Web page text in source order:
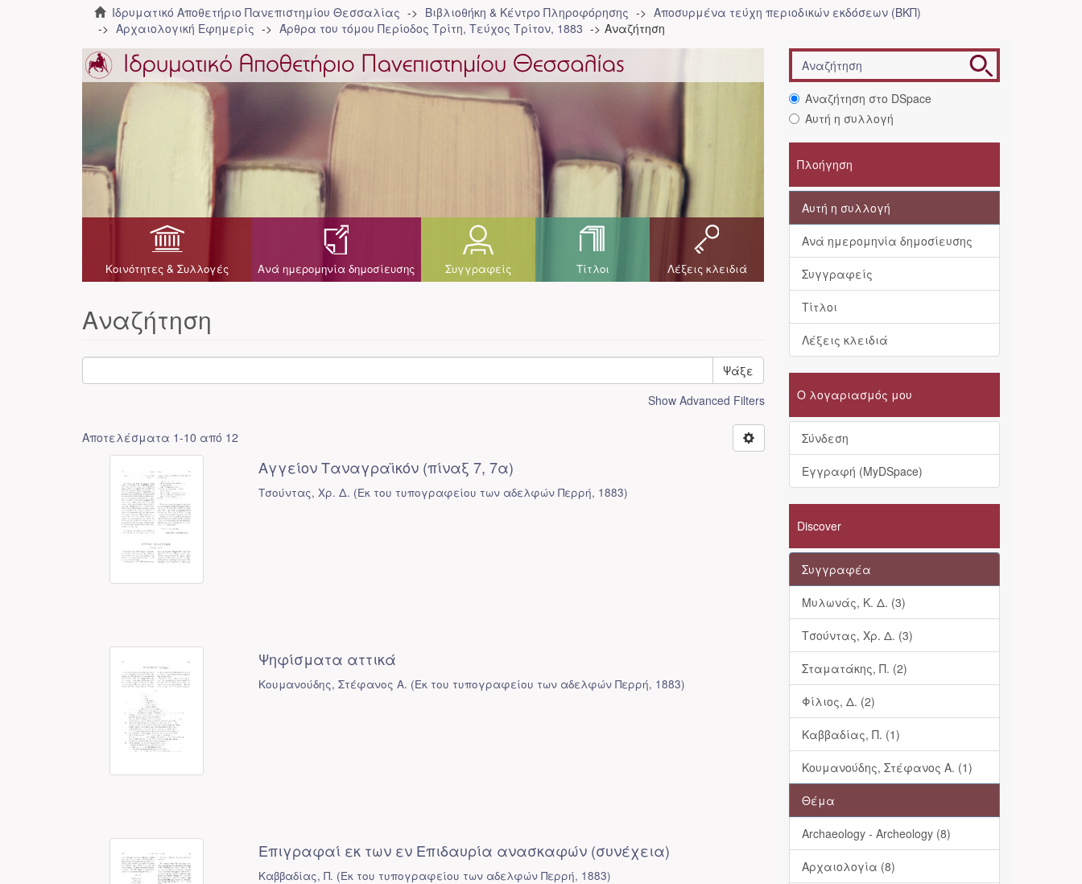
Ιδρυματικό Αποθετήριο Πανεπιστημίου Θεσσαλίας Βιβλιοθήκη & Κέντρο Πληροφόρησης
Αποσυρμένα τεύχη περιοδικών εκδόσεων (ΒΚΠ)
Αρχαιολογική Εφημερίς
Άρθρα του τόμου Περίοδος Τρίτη, Τεύχος Τρίτον, 1883 Αναζήτηση
Κοινότητες & Συλλογές Ανά ημερομηνία δημοσίευσης Συγγραφείς Τίτλοι Λέξεις κλειδιά
Αναζήτηση
Ψάξε
Show Advanced Filters
Αποτελέσματα 1-10 από 12
Αγγείον Ταναγραϊκόν (πίναξ 7, 7α)
Τσούντας, Χρ. Δ. (Εκ του τυπογραφείου των αδελφών Περρή, 1883)
Ψηφίσματα αττικά
Κουμανούδης, Στέφανος Α. (Εκ του τυπογραφείου των αδελφών Περρή, 1883)
Επιγραφαί εκ των εν Επιδαυρία ανασκαφών (συνέχεια)
Καββαδίας, Π. (Εκ του τυπογραφείου των αδελφών Περρή, 1883)
Αναζήτηση στο DSpace
Αυτή η συλλογή
Πλοήγηση
Αυτή η συλλογή
Ανά ημερομηνία δημοσίευσης
Συγγραφείς
Τίτλοι
Λέξεις κλειδιά
Ο λογαριασμός μου
Σύνδεση
Εγγραφή (MyDSpace)
Discover
Συγγραφέα
Μυλωνάς, Κ. Δ. (3)
Τσούντας, Χρ. Δ. (3)
Σταματάκης, Π. (2)
Φίλιος, Δ. (2)
Καββαδίας, Π. (1)
Κουμανούδης, Στέφανος Α. (1)
Θέμα
Archaeology - Archeology (8)
Αρχαιολογία (8)